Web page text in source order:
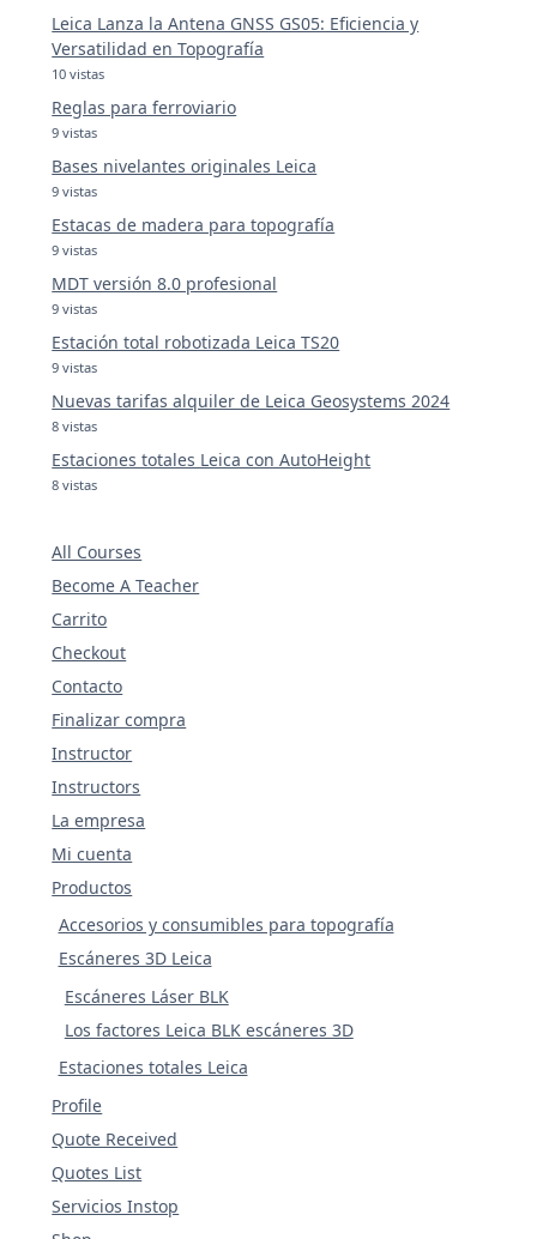
Leica Lanza la Antena GNSS GS05: Eficiencia y
Versatilidad en Topografía
10 vistas
Reglas para ferroviario
9 vistas
Bases nivelantes originales Leica
9 vistas
Estacas de madera para topografía
9 vistas
MDT versión 8.0 profesional
9 vistas
Estación total robotizada Leica TS20
9 vistas
Nuevas tarifas alquiler de Leica Geosystems 2024
8 vistas
Estaciones totales Leica con AutoHeight
8 vistas
All Courses
Become A Teacher
Carrito
Checkout
Contacto
Finalizar compra
Instructor
Instructors
La empresa
Mi cuenta
Productos
Accesorios y consumibles para topografía
Escáneres 3D Leica
Escáneres Láser BLK
Los factores Leica BLK escáneres 3D
Estaciones totales Leica
Profile
Quote Received
Quotes List
Servicios Instop